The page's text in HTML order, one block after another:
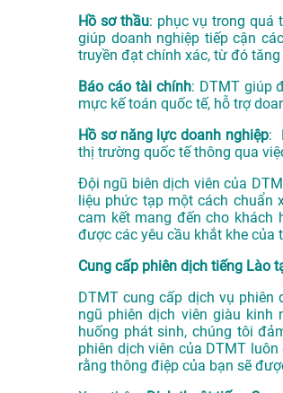
Hồ sơ thầu: phục vụ trong quá
giúp doanh nghiệp tiếp cận
truyền đạt chính xác, từ đó
Báo cáo tài chính: DTMT giúp
mực kế toán quốc tế, hỗ trợ
Hồ sơ năng lực doanh nghiệp:
thị trường quốc tế thông qua
Đội ngũ biên dịch viên của
liệu phức tạp một cách chuẩn
cam kết mang đến cho khách
được các yêu cầu khắt khe của
Cung cấp phiên dịch tiếng Lào
DTMT cung cấp dịch vụ
ngũ phiên dịch viên giàu
huống phát sinh, chúng tôi
phiên dịch viên của DTMT
rằng thông điệp của bạn sẽ